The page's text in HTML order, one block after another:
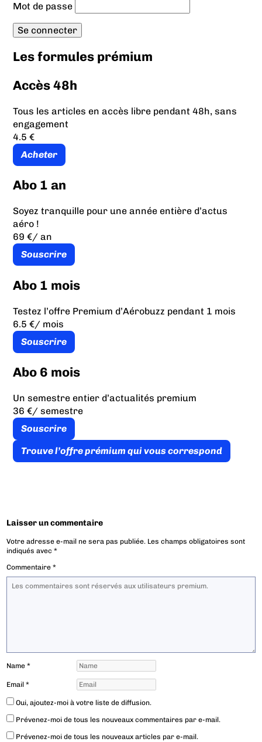
Mot de passe
Les formules prémium
Accès 48h
Tous les articles en accès libre pendant 48h, sans
engagement
4.5 €
Acheter
Abo 1 an
Soyez tranquille pour une année entière d’actus
aéro !
69 €/ an
Souscrire
Abo 1 mois
Testez l’offre Premium d’Aérobuzz pendant 1 mois
6.5 €/ mois
Souscrire
Abo 6 mois
Un semestre entier d’actualités premium
36 €/ semestre
Souscrire
Trouve l’offre prémium qui vous correspond
Laisser un commentaire
Votre adresse e-mail ne sera pas publiée. Les champs obligatoires sont
indiqués avec*
Commentaire*
Name*
Email*
Oui, ajoutez-moi à votre liste de diffusion.
Prévenez-moi de tous les nouveaux commentaires par e-mail.
Prévenez-moi de tous les nouveaux articles par e-mail.